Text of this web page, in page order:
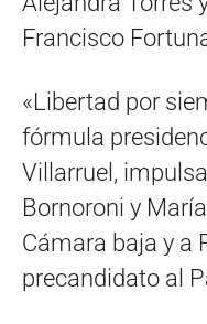
Francisco
«Libertad por
fórmula
Villarruel,
Bornoroni y
Cámara baja y a
precandidato al